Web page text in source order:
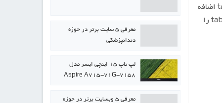
بسیار زیادی هم دارد. این مرورگر در هر به روز رسانی خود، ویژگی های جدیدی را مانند tab preview اضافه
می کند که به مخاطبان امکان استفاده راحت تر از مرورگر را می دهد. برخی از افراد ویژگی tab preview را
معرفی ۵ سایت برتر در حوزه
دندانپزشکی
لپ تاپ ۱۵ اینچی ایسر مدل
Aspire A715-71G-7158
معرفی ۵ وبسایت برتر در حوزه